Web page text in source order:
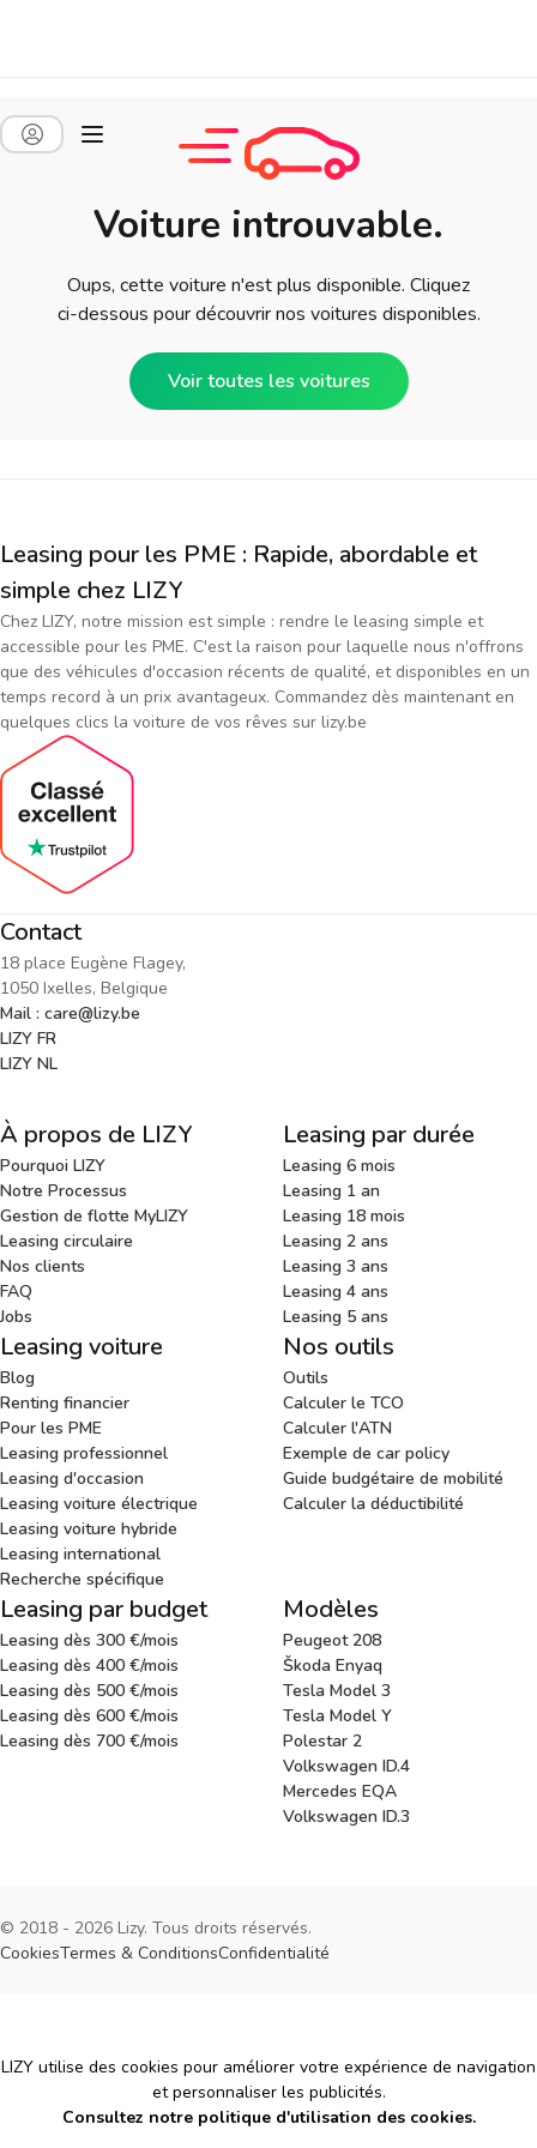
Voiture introuvable.
Oups, cette voiture n'est plus disponible. Cliquez
ci-dessous pour découvrir nos voitures disponibles.
Voir toutes les voitures
Leasing pour les PME : Rapide, abordable et
simple chez LIZY
Chez LIZY, notre mission est simple : rendre le leasing simple et
accessible pour les PME. C'est la raison pour laquelle nous n'offrons
que des véhicules d'occasion récents de qualité, et disponibles en un
temps record à un prix avantageux. Commandez dès maintenant en
quelques clics la voiture de vos rêves sur lizy.be
Contact
18 place Eugène Flagey,
1050 Ixelles, Belgique
Mail : care@lizy.be
LIZY FR
LIZY NL
À propos de LIZY
Pourquoi LIZY
Notre Processus
Gestion de flotte MyLIZY
Leasing circulaire
Nos clients
FAQ
Jobs
Leasing par durée
Leasing 6 mois
Leasing 1 an
Leasing 18 mois
Leasing 2 ans
Leasing 3 ans
Leasing 4 ans
Leasing 5 ans
Leasing voiture
Blog
Renting financier
Pour les PME
Leasing professionnel
Leasing d'occasion
Leasing voiture électrique
Leasing voiture hybride
Leasing international
Recherche spécifique
Nos outils
Outils
Calculer le TCO
Calculer l'ATN
Exemple de car policy
Guide budgétaire de mobilité
Calculer la déductibilité
Leasing par budget
Leasing dès 300 €/mois
Leasing dès 400 €/mois
Leasing dès 500 €/mois
Leasing dès 600 €/mois
Leasing dès 700 €/mois
Modèles
Peugeot 208
Škoda Enyaq
Tesla Model 3
Tesla Model Y
Polestar 2
Volkswagen ID.4
Mercedes EQA
Volkswagen ID.3
© 2018 - 2026 Lizy. Tous droits réservés.
CookiesTermes & ConditionsConfidentialité
Cookies
LIZY utilise des cookies pour améliorer votre expérience de navigation
et personnaliser les publicités.
Consultez notre politique d'utilisation des cookies.